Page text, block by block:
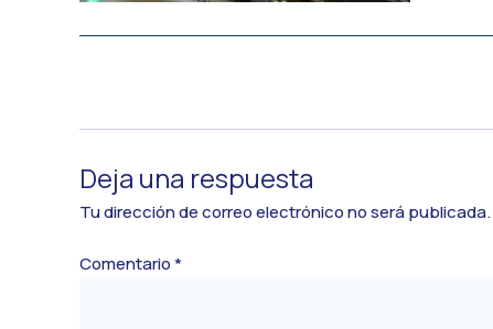
Deja una respuesta
Tu dirección de correo electrónico no será publicada.
Comentario*